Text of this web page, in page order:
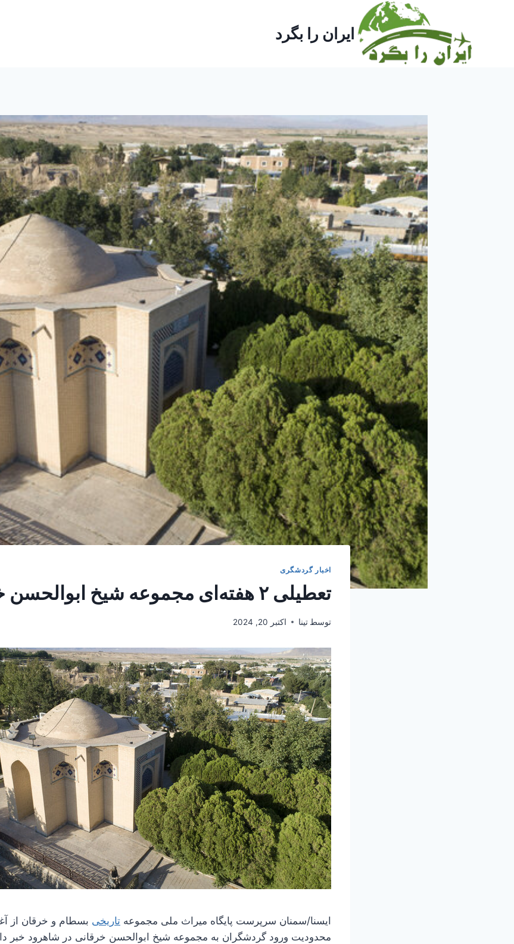
ایران را بگرد
اخبار گردشگری
تعطیلی ۲ هفته‌ای مجموعه شیخ ابوالحسن خرقانی
توسط تینا اکتبر 20, 2024
ایسنا/سمنان سرپرست پایگاه میراث ملی مجموعه تاریخی بسطام و خرقان از
محدودیت ورود گردشگران به مجموعه شیخ ابوالحسن خرقانی در شاهرود خبر